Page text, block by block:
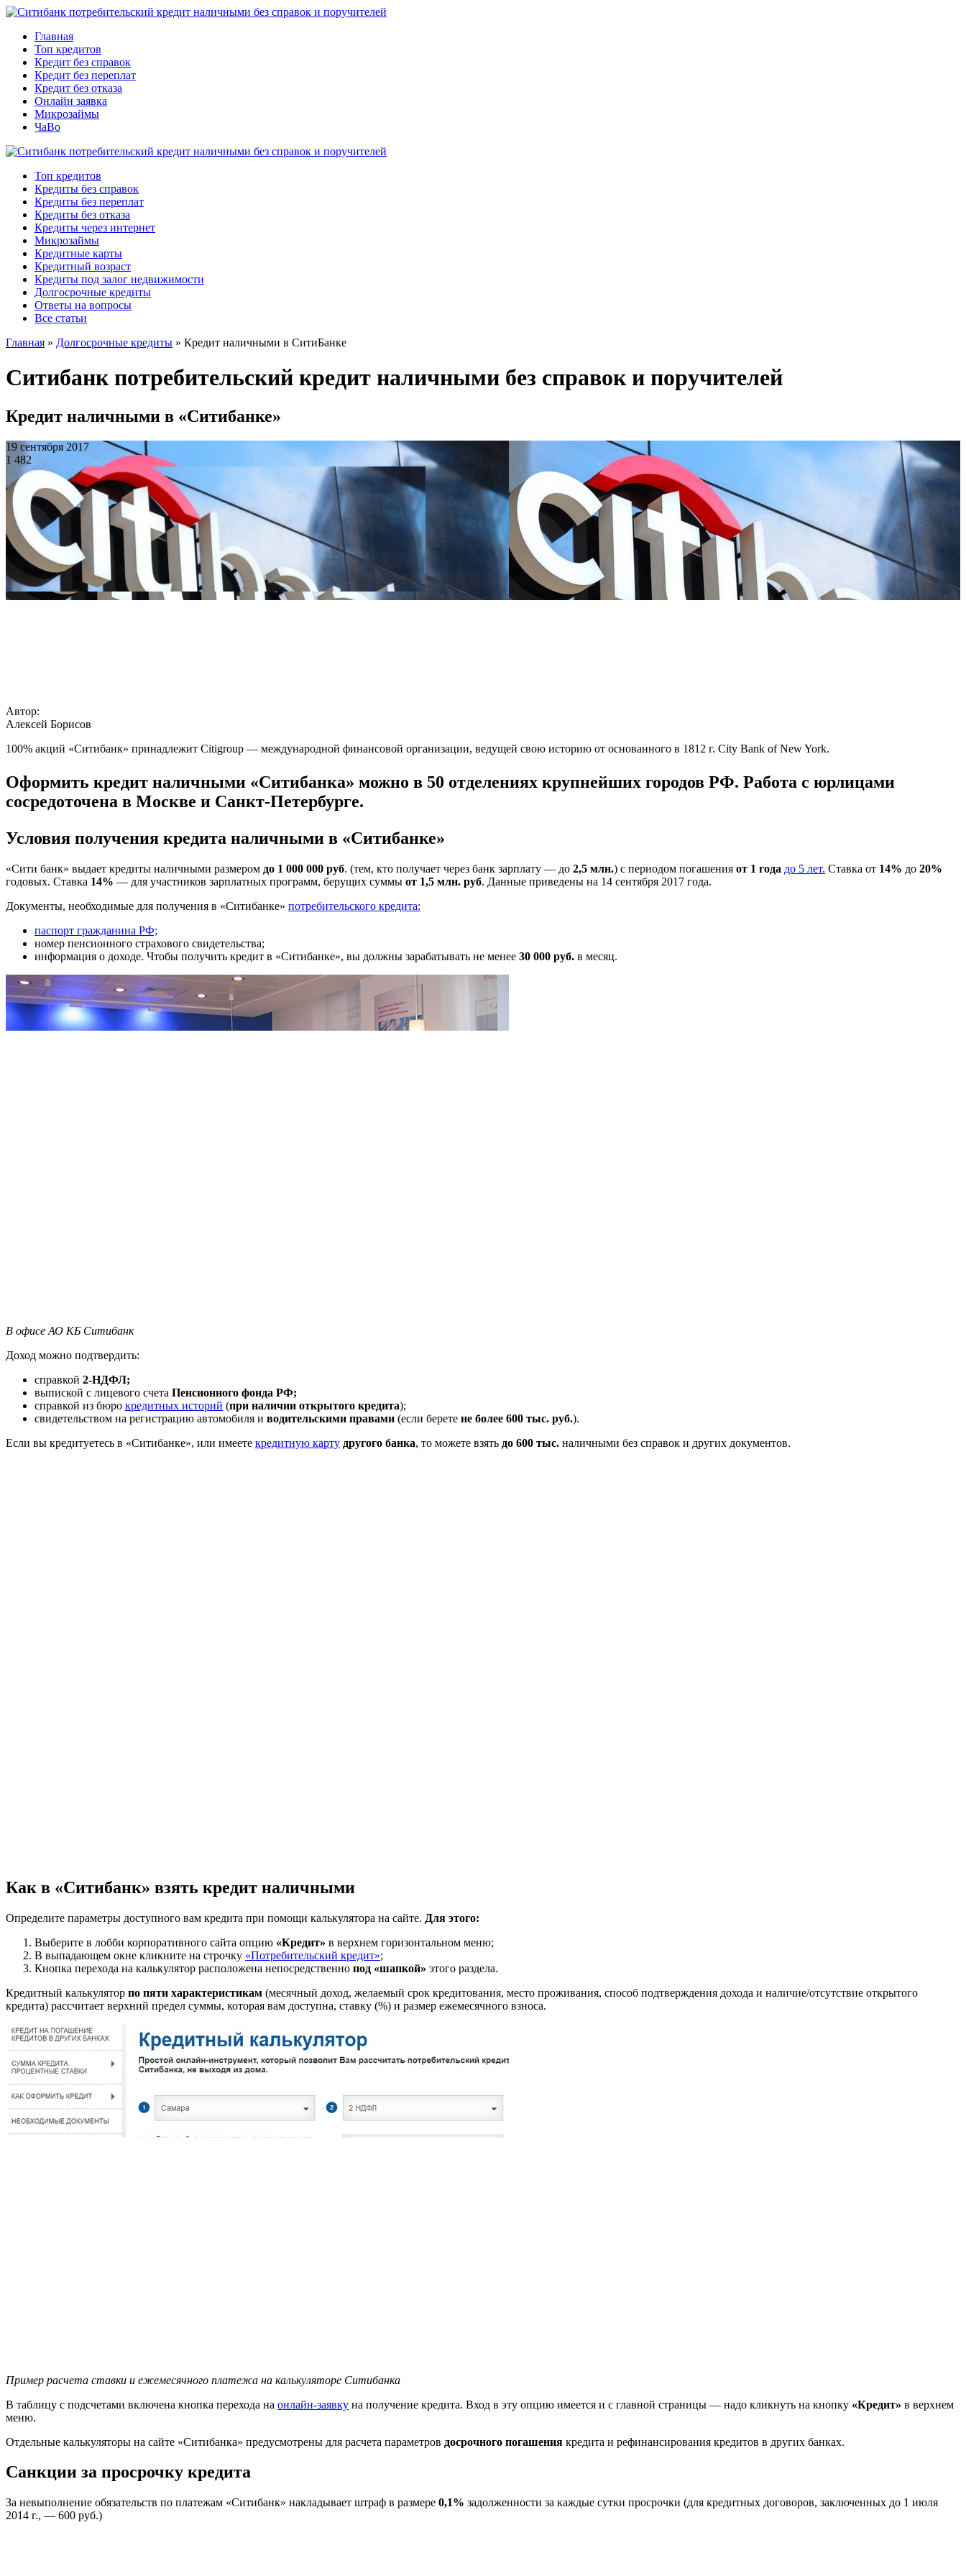
Главная
Топ кредитов
Кредит без справок
Кредит без переплат
Кредит без отказа
Онлайн заявка
Микрозаймы
ЧаВо
Топ кредитов
Кредиты без справок
Кредиты без переплат
Кредиты без отказа
Кредиты через интернет
Микрозаймы
Кредитные карты
Кредитный возраст
Кредиты под залог недвижимости
Долгосрочные кредиты
Ответы на вопросы
Все статьи
Главная » Долгосрочные кредиты » Кредит наличными в СитиБанке
Ситибанк потребительский кредит наличными без справок и поручителей
Кредит наличными в «Ситибанке»
19 сентября 2017
1 482
Автор:
Алексей Борисов
100% акций «Ситибанк» принадлежит Citigroup — международной финансовой организации, ведущей свою историю от основанного в 1812 г. City Bank of New York.
Оформить кредит наличными «Ситибанка» можно в 50 отделениях крупнейших городов РФ. Работа с юрлицами
сосредоточена в Москве и Санкт-Петербурге.
Условия получения кредита наличными в «Ситибанке»
«Сити банк» выдает кредиты наличными размером до 1 000 000 руб. (тем, кто получает через банк зарплату — до 2,5 млн.) с периодом погашения от 1 года до 5 лет. Ставка от 14% до 20%
годовых. Ставка 14% — для участников зарплатных программ, берущих суммы от 1,5 млн. руб. Данные приведены на 14 сентября 2017 года.
Документы, необходимые для получения в «Ситибанке» потребительского кредита:
паспорт гражданина РФ;
номер пенсионного страхового свидетельства;
информация о доходе. Чтобы получить кредит в «Ситибанке», вы должны зарабатывать не менее 30 000 руб. в месяц.
В офисе АО КБ Ситибанк
Доход можно подтвердить:
справкой 2-НДФЛ;
выпиской с лицевого счета Пенсионного фонда РФ;
справкой из бюро кредитных историй (при наличии открытого кредита);
свидетельством на регистрацию автомобиля и водительскими правами (если берете не более 600 тыс. руб.).
Если вы кредитуетесь в «Ситибанке», или имеете кредитную карту другого банка, то можете взять до 600 тыс. наличными без справок и других документов.
Как в «Ситибанк» взять кредит наличными
Определите параметры доступного вам кредита при помощи калькулятора на сайте. Для этого:
Выберите в лобби корпоративного сайта опцию «Кредит» в верхнем горизонтальном меню;
В выпадающем окне кликните на строчку «Потребительский кредит»;
Кнопка перехода на калькулятор расположена непосредственно под «шапкой» этого раздела.
Кредитный калькулятор по пяти характеристикам (месячный доход, желаемый срок кредитования, место проживания, способ подтверждения дохода и наличие/отсутствие открытого
кредита) рассчитает верхний предел суммы, которая вам доступна, ставку (%) и размер ежемесячного взноса.
Пример расчета ставки и ежемесячного платежа на калькуляторе Ситибанка
В таблицу с подсчетами включена кнопка перехода на онлайн-заявку на получение кредита. Вход в эту опцию имеется и с главной страницы — надо кликнуть на кнопку «Кредит» в верхнем
меню.
Отдельные калькуляторы на сайте «Ситибанка» предусмотрены для расчета параметров досрочного погашения кредита и рефинансирования кредитов в других банках.
Санкции за просрочку кредита
За невыполнение обязательств по платежам «Ситибанк» накладывает штраф в размере 0,1% задолженности за каждые сутки просрочки (для кредитных договоров, заключенных до 1 июля
2014 г., — 600 руб.)